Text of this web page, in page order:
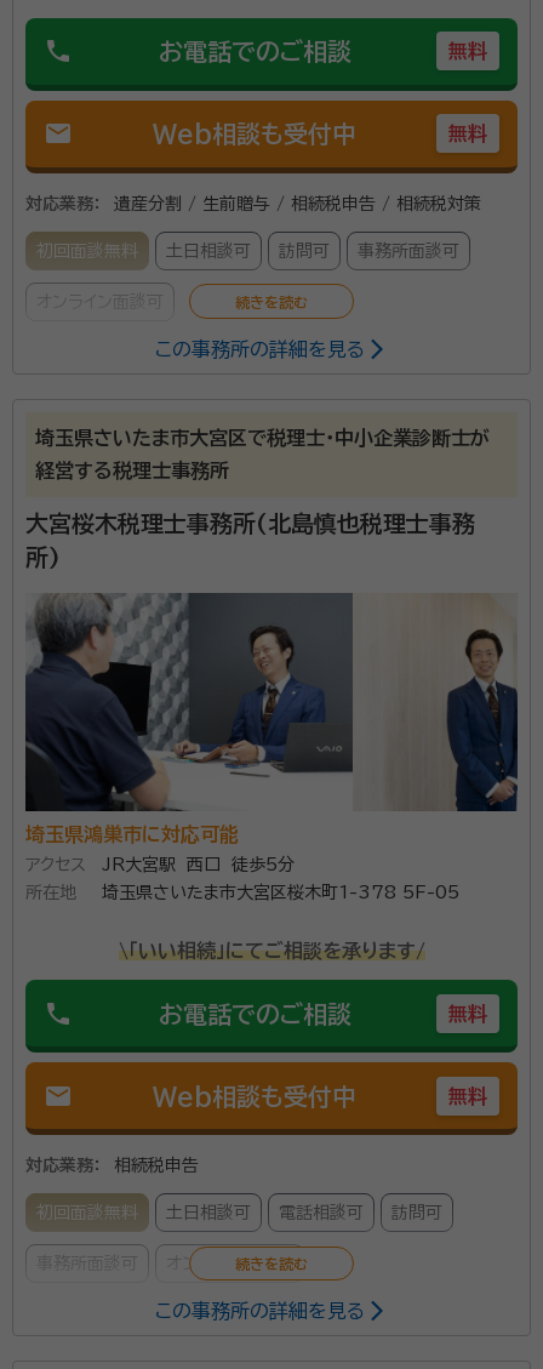
phone お電話でのご相談 無料
mail Web相談も受付中 無料
対応業務： 遺産分割 / 生前贈与 / 相続税申告 / 相続税対策
初回面談無料 土日相談可 訪問可 事務所面談可
オンライン面談可
6,072件。2013年から累計で26,000件以上の相続
税申告をお手伝いしています。 初めての相続で不安を
感じている方でも安心して相談できるよう、親身なサポ
ートを心がけ、一人ひとり適切なサービスを提供するた
めに、小さなお悩みやご事情まできめ細かく配慮してい
ます。
この事務所の詳細を見る
埼玉県さいたま市大宮区で税理士・中小企業診断士が
経営する税理士事務所
大宮桜木税理士事務所(北島慎也税理士事務
所)
埼玉県鴻巣市に対応可能
アクセス
JR大宮駅 西口 徒歩5分
所在地
埼玉県さいたま市大宮区桜木町1-378 5F-05
\「いい相続」にてご相談を承ります/
phone お電話でのご相談 無料
mail Web相談も受付中 無料
対応業務： 相続税申告
初回面談無料 土日相談可 電話相談可 訪問可
オンライン面談可
この事務所の詳細を見る